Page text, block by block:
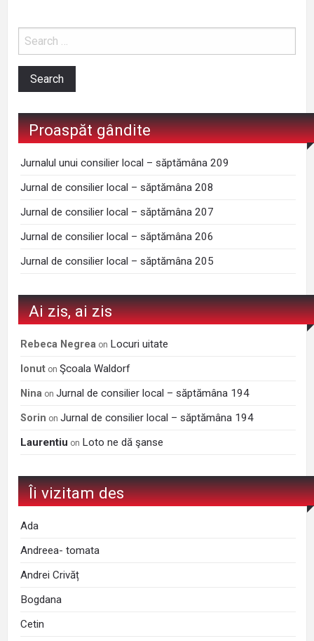
Proaspăt gândite
Jurnalul unui consilier local – săptămâna 209
Jurnal de consilier local – săptămâna 208
Jurnal de consilier local – săptămâna 207
Jurnal de consilier local – săptămâna 206
Jurnal de consilier local – săptămâna 205
Ai zis, ai zis
Rebeca Negrea on Locuri uitate
Ionut onŞcoala Waldorf
Nina onJurnal de consilier local – săptămâna 194
Sorin onJurnal de consilier local – săptămâna 194
Laurentiu on Loto ne dă şanse
Îi vizitam des
Ada
Andreea- tomata
Andrei Crivăț
Bogdana
Cetin